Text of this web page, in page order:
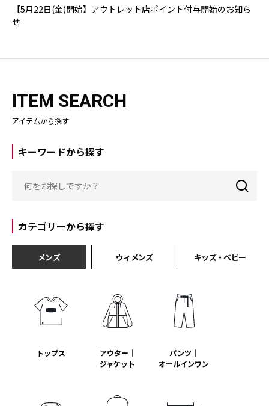
【5月22日(金)開始】アウトレット店ポイント付与開始のお知ら
せ
ITEM SEARCH
アイテムから探す
キーワードから探す
カテゴリーから探す
メンズ ウィメンズ キッズ・ベビー
トップス
アウター｜
ジャケット
パンツ｜
オールインワン